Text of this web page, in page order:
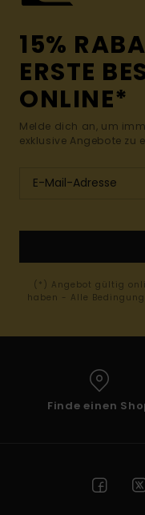
15%
ERSTE
ONLINE*
Melde dich an, um
exklusive Angebote zu
(*) Angebot gültig
haben - Alle
Finde einen